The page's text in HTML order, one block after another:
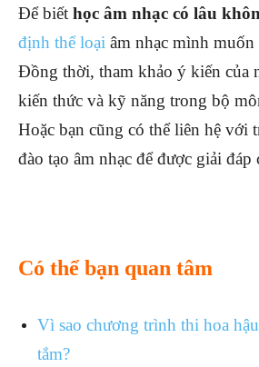
Để biết học âm nhạc có lâu
định thể loại âm nhạc mình
Đồng thời, tham khảo ý kiến của
kiến thức và kỹ năng trong bộ
Hoặc bạn cũng có thể liên hệ với
đào tạo âm nhạc để được giải đáp
Có thể bạn quan tâm
Vì sao chương trình thi hoa
tắm?